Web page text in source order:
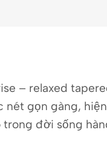
– relaxed
gọn gàng,
đời sống